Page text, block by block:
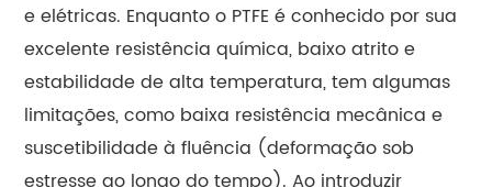
e elétricas. Enquanto o PTFE é conhecido por sua
excelente resistência química, baixo atrito e
estabilidade de alta temperatura, tem algumas
limitações, como baixa resistência mecânica e
suscetibilidade à fluência (deformação sob